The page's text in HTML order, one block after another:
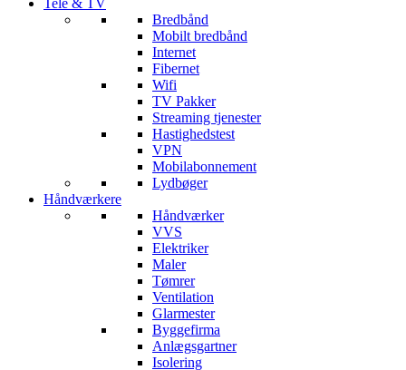
Tele & TV
Bredbånd
Mobilt bredbånd
Internet
Fibernet
Wifi
TV Pakker
Streaming tjenester
Hastighedstest
VPN
Mobilabonnement
Lydbøger
Håndværkere
Håndværker
VVS
Elektriker
Maler
Tømrer
Ventilation
Glarmester
Byggefirma
Anlægsgartner
Isolering